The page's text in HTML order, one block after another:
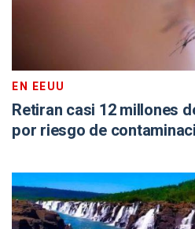
EN EEUU
Retiran casi 12 millones
por riesgo de